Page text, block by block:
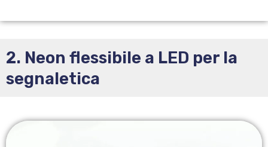
2. Neon flessibile a LED per la
segnaletica